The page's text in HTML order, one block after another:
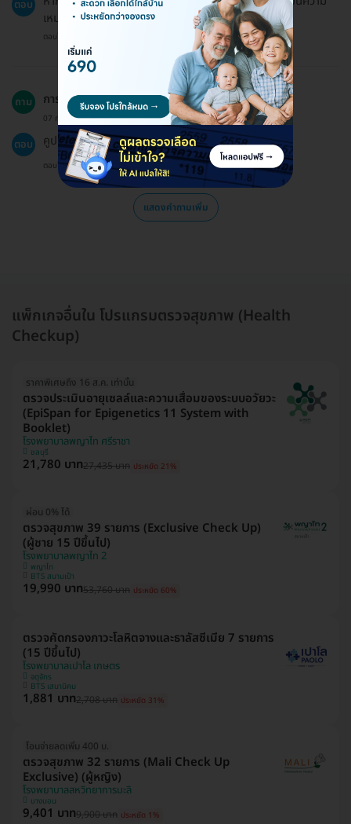
ตอบ
เหมาะสม
ตอบโดยทีมงาน HD
ถาม การตรวจสุขภาพนี้มีอายุการใช้งานกี่วัน?
07 ก.ย. 2024
ตอบ คูปองที่ได้รับมีอายุ 60 วันนับจากวันที่ซื้อ
ตอบโดยทีมงาน HD
แสดงคำถามเพิ่ม
แพ็กเกจอื่นใน โปรแกรมตรวจสุขภาพ (Health
Checkup)
ราคาพิเศษถึง 16 ส.ค. เท่านั้น
ตรวจประเมินอายุเซลล์และความเสื่อมของระบบอวัยวะ
(EpiSpan for Epigenetics 11 System with
Booklet)
โรงพยาบาลพญาไท ศรีราชา
ชลบุรี
21,780 บาท27,435 บาท ประหยัด 21%
ผ่อน 0% ได้
ตรวจสุขภาพ 39 รายการ (Exclusive Check Up)
(ผู้ชาย 15 ปีขึ้นไป)
โรงพยาบาลพญาไท 2
พญาไท
BTS สนามเป้า
19,990 บาท53,760 บาท ประหยัด 60%
ตรวจคัดกรองภาวะโลหิตจางและธาลัสซีเมีย 7 รายการ
(15 ปีขึ้นไป)
โรงพยาบาลเปาโล เกษตร
จตุจักร
BTS เสนานิคม
1,881 บาท2,708 บาท ประหยัด 31%
โอนจ่ายลดเพิ่ม 400 บ.
ตรวจสุขภาพ 32 รายการ (Mali Check Up
Exclusive) (ผู้หญิง)
โรงพยาบาลสหวิทยาการมะลิ
บางบอน
9,401 บาท9,900 บาท ประหยัด 1%